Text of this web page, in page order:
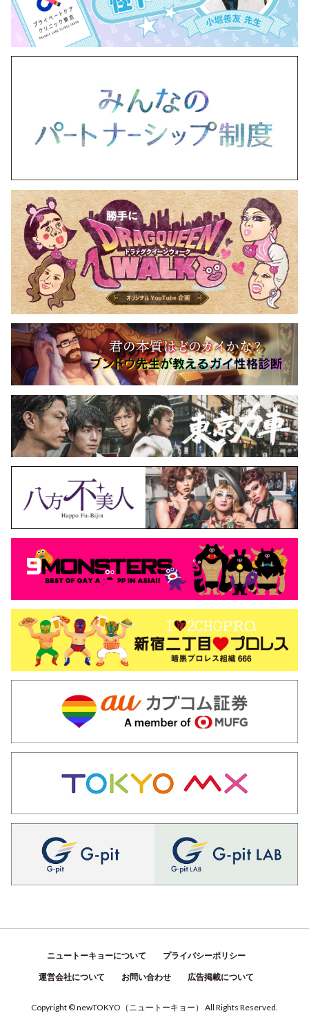
ニュートーキョーについて プライバシーポリシー
運営会社について お問い合わせ 広告掲載について
Copyright © newTOKYO （ ニュートーキョー ） All Rights Reserved.